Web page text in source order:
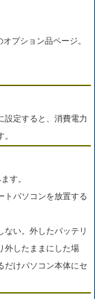
プション品ページ。
設定すると、消費電力
す。
トパソコンを放置する
い。外したバッテリ
外したままにした場
だけパソコン本体にセ